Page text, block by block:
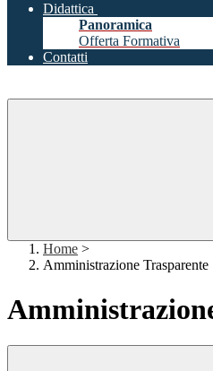
Didattica
Panoramica
Offerta Formativa
Contatti
Home >
Amministrazione Trasparente